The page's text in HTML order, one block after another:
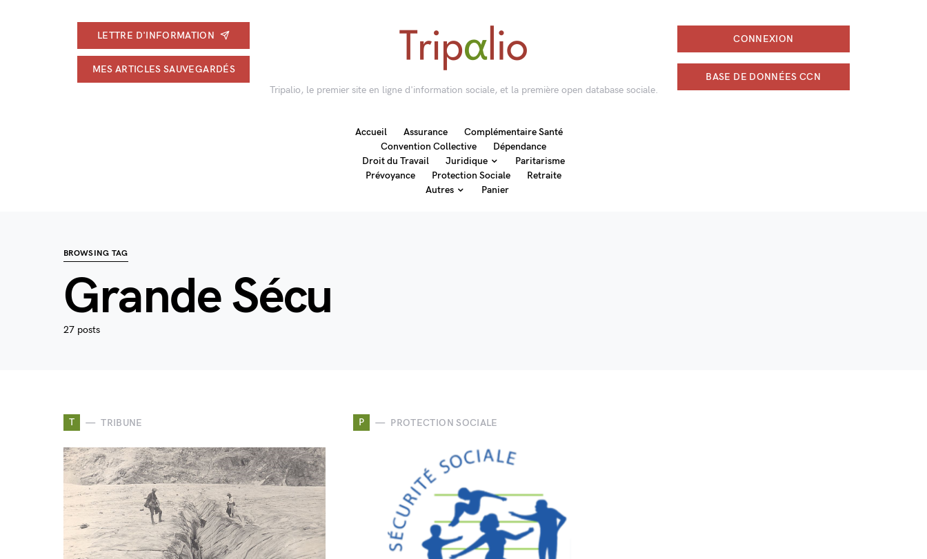
LETTRE D'INFORMATION
MES ARTICLES SAUVEGARDÉS
Tripalio, le premier site en ligne d'information sociale, et la première open database sociale.
CONNEXION
BASE DE DONNÉES CCN
Accueil Assurance
Complémentaire Santé
Convention Collective
Dépendance
Droit du Travail
Juridique
Paritarisme
Prévoyance
Protection Sociale
Retraite
Autres
Panier
BROWSING TAG
Grande Sécu
27 posts
T TRIBUNE P PROTECTION SOCIALE